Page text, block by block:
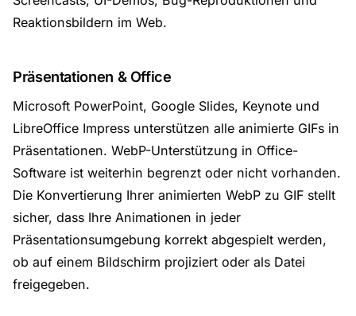
Reaktionsbildern im Web.
Präsentationen & Office
Microsoft PowerPoint, Google Slides, Keynote und
LibreOffice Impress unterstützen alle animierte GIFs in
Präsentationen. WebP-Unterstützung in Office-
Software ist weiterhin begrenzt oder nicht vorhanden.
Die Konvertierung Ihrer animierten WebP zu GIF stellt
sicher, dass Ihre Animationen in jeder
Präsentationsumgebung korrekt abgespielt werden,
ob auf einem Bildschirm projiziert oder als Datei
freigegeben.